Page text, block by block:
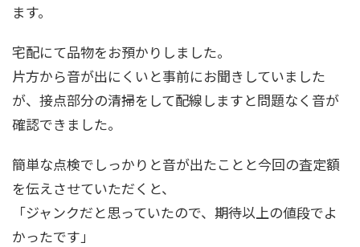
ます。
宅配にて品物をお預かりしました。
片方から音が出にくいと事前にお聞きしていました
が、接点部分の清掃をして配線しますと問題なく音が
確認できました。
簡単な点検でしっかりと音が出たことと今回の査定額
を伝えさせていただくと、
「ジャンクだと思っていたので、期待以上の値段でよ
かったです」